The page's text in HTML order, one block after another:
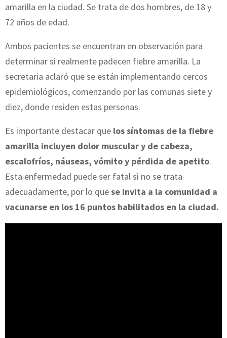
amarilla en la ciudad. Se trata de dos hombres, de 18 y
72 años de edad.
Ambos pacientes se encuentran en observación para
determinar si realmente padecen fiebre amarilla. La
secretaria aclaró que se están implementando cercos
epidemiológicos, comenzando por las comunas siete y
diez, donde residen estas personas.
Es importante destacar que los síntomas de la fiebre
amarilla incluyen dolor muscular y de cabeza,
escalofríos, náuseas, vómito y pérdida de apetito.
Esta enfermedad puede ser fatal si no se trata
adecuadamente, por lo quese invita a la comunidad a
vacunarse en los 16 puntos habilitados en la ciudad.